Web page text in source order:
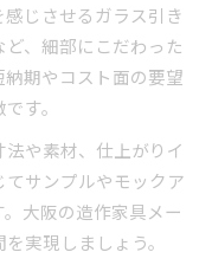
じさせるガラス引き
、細部にこだわった
期やコスト面の要望
す。
や素材、仕上がりイ
サンプルやモックア
大阪の造作家具メー
実現しましょう。